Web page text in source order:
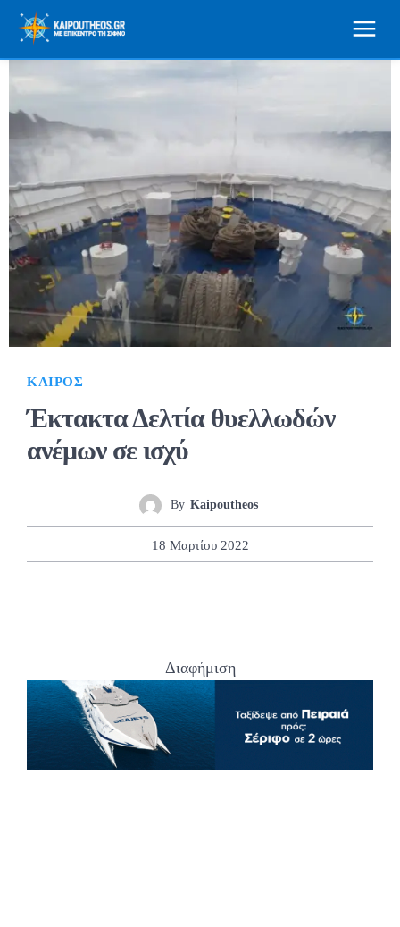
ΚΑΙΡΌΣ
Έκτακτα Δελτία θυελλωδών
ανέμων σε ισχύ
By Kaipoutheos
18 Μαρτίου 2022
Διαφήμιση